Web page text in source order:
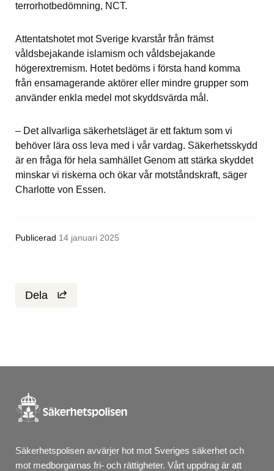
terrorhotbedömning, NCT.
Attentatshotet mot Sverige kvarstår från främst
våldsbejakande islamism och våldsbejakande
högerextremism. Hotet bedöms i första hand komma
från ensamagerande aktörer eller mindre grupper som
använder enkla medel mot skyddsvärda mål.
– Det allvarliga säkerhetsläget är ett faktum som vi
behöver lära oss leva med i vår vardag. Säkerhetsskydd
är en fråga för hela samhället Genom att stärka skyddet
minskar vi riskerna och ökar vår motståndskraft, säger
Charlotte von Essen.
Publicerad 14 januari 2025
Dela
Säkerhetspolisen avvärjer hot mot Sveriges säkerhet och
mot medborgarnas fri- och rättigheter. Vårt uppdrag är att